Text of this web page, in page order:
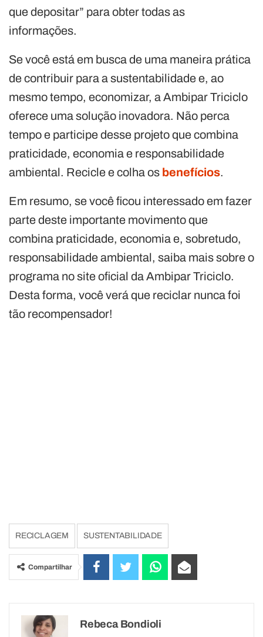
que depositar” para obter todas as
informações.
Se você está em busca de uma maneira prática
de contribuir para a sustentabilidade e, ao
mesmo tempo, economizar, a Ambipar Triciclo
oferece uma solução inovadora. Não perca
tempo e participe desse projeto que combina
praticidade, economia e responsabilidade
ambiental. Recicle e colha os benefícios.
Em resumo, se você ficou interessado em fazer
parte deste importante movimento que
combina praticidade, economia e, sobretudo,
responsabilidade ambiental, saiba mais sobre o
programa no site oficial da Ambipar Triciclo.
Desta forma, você verá que reciclar nunca foi
tão recompensador!
RECICLAGEM SUSTENTABILIDADE
Compartilhar
Rebeca Bondioli